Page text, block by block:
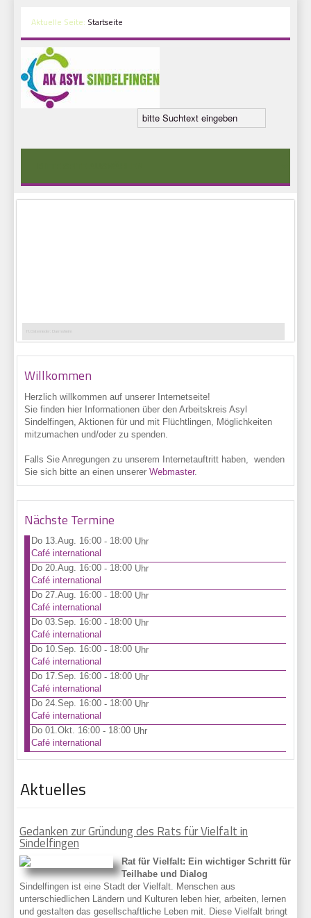
Aktuelle Seite: Startseite
H. Osterrieder: Darmsheim
Willkommen
Herzlich willkommen auf unserer Internetseite!
Sie finden hier Informationen über den Arbeitskreis Asyl
Sindelfingen, Aktionen für und mit Flüchtlingen, Möglichkeiten
mitzumachen und/oder zu spenden.
Falls Sie Anregungen zu unserem Internetauftritt haben, wenden
Sie sich bitte an einen unsererWebmaster.
Nächste Termine
Do 13.Aug. 16:00 - 18:00 Uhr
Café international
Do 20.Aug. 16:00 - 18:00 Uhr
Café international
Do 27.Aug. 16:00 - 18:00 Uhr
Café international
Do 03.Sep. 16:00 - 18:00 Uhr
Café international
Do 10.Sep. 16:00 - 18:00 Uhr
Café international
Do 17.Sep. 16:00 - 18:00 Uhr
Café international
Do 24.Sep. 16:00 - 18:00 Uhr
Café international
Do 01.Okt. 16:00 - 18:00 Uhr
Café international
Aktuelles
Gedanken zur Gründung des Rats für Vielfalt in
Sindelfingen
Rat für Vielfalt: Ein wichtiger Schritt für
Teilhabe und Dialog
Sindelfingen ist eine Stadt der Vielfalt. Menschen aus
unterschiedlichen Ländern und Kulturen leben hier, arbeiten, lernen
und gestalten das gesellschaftliche Leben mit. Diese Vielfalt bringt